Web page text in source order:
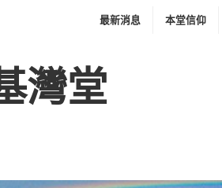
灣堂
最新消息 本堂信仰